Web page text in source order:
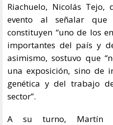
Riachuelo, Nicolás
evento al señalar que
constituyen “uno de los
importantes del país y
asimismo, sostuvo que
una exposición, sino de
genética y del trabajo
sector”.
A su turno, Martín